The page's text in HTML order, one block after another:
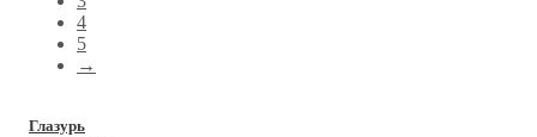
4
5
→
Глазурь